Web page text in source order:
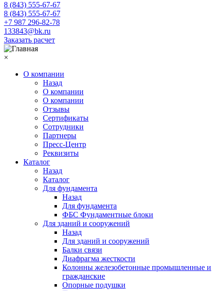
8 (843) 555-67-67
8 (843) 555-67-67
+7 987 296-82-78
133843@bk.ru
Заказать расчет
×
О компании
Назад
О компании
О компании
Отзывы
Сертификаты
Сотрудники
Партнеры
Пресс-Центр
Реквизиты
Каталог
Назад
Каталог
Для фундамента
Назад
Для фундамента
ФБС Фундаментные блоки
Для зданий и сооружений
Назад
Для зданий и сооружений
Балки связи
Диафрагма жесткости
Колонны железобетонные промышленные и
гражданские
Опорные подушки